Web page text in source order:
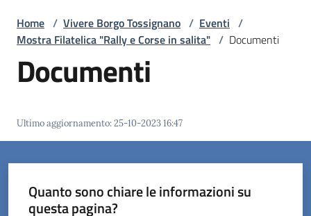
Servizi
Vivere
Borgo
Tossignano
Home / Vivere Borgo Tossignano / Eventi /
Mostra Filatelica "Rally e Corse in salita" / Documenti
Documenti
Ultimo aggiornamento:25-10-2023 16:47
Quanto sono chiare le informazioni su
questa pagina?